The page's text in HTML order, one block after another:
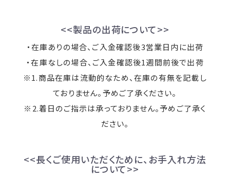
<<製品の出荷について>>
・在庫ありの場合、ご入金確認後3営業日内に出荷
・在庫なしの場合、ご入金確認後1週間前後で出荷
※1.商品在庫は流動的なため、在庫の有無を記載し
ておりません。予めご了承ください。
※2.着日のご指示は承っておりません。予めご了承く
ださい。
<<長くご使用いただくために、お手入れ方法
について>>